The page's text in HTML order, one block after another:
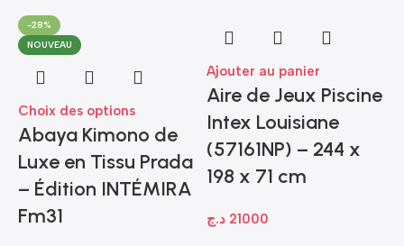
-28%
NOUVEAU
Choix des options
Abaya Kimono de
Luxe en Tissu Prada
– Édition INTÉMIRA
Fm31
Ajouter au panier
Aire de Jeux Piscine
Intex Louisiane
(57161NP) – 244 x
198 x 71 cm
21000 د.ج